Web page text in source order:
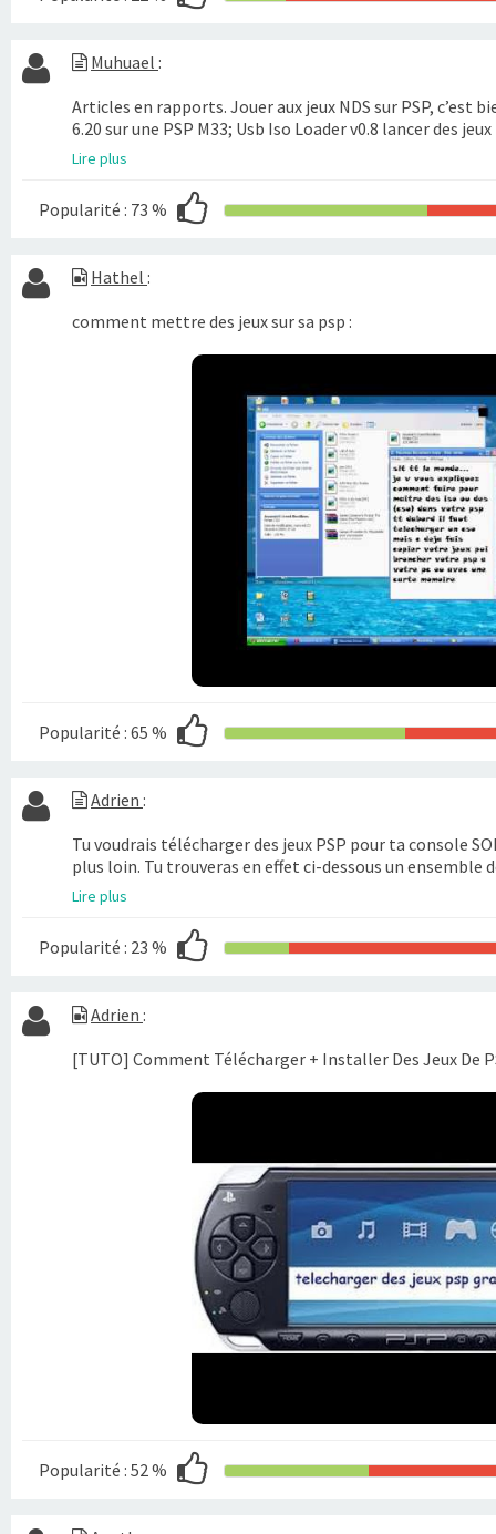
Muhuael :
Articles en rapports. Jouer aux jeux NDS sur PSP, c’est
6.20 sur une PSP M33; Usb Iso Loader v0.8 lancer des
Lire plus
Popularité : 73 %
Hathel :
comment mettre des jeux sur sa psp :
Popularité : 65 %
Adrien :
Tu voudrais télécharger des jeux PSP pour ta console
plus loin. Tu trouveras en effet ci-dessous un ensemble
Lire plus
Popularité : 23 %
Adrien :
[TUTO] Comment Télécharger + Installer Des Jeux De
Popularité : 52 %